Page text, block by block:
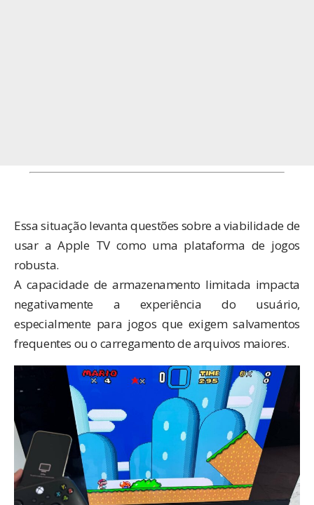
Essa situação levanta questões sobre a viabilidade de
usar a Apple TV como uma plataforma de jogos
robusta.
A capacidade de armazenamento limitada impacta
negativamente a experiência do usuário,
especialmente para jogos que exigem salvamentos
frequentes ou o carregamento de arquivos maiores.